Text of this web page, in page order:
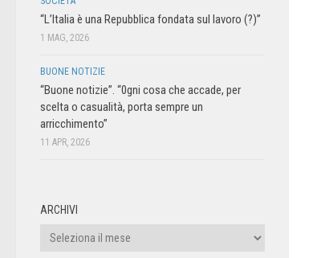
“L’Italia è una Repubblica fondata sul lavoro (?)”
1 MAG, 2026
BUONE NOTIZIE
“Buone notizie”. “0gni cosa che accade, per
scelta o casualità, porta sempre un
arricchimento”
11 APR, 2026
ARCHIVI